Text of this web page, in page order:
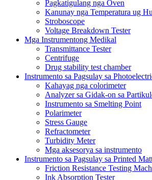
Pagkatigulang nga Oven
Kanunay nga Temperatura ug
Stroboscope
Voltage Breakdown Tester
Mga Instrumentong Medikal
Transmittance Tester
Centrifuge
Drug stability test chamber
Instrumento sa Pagsulay sa
Kahayag nga colorimeter
Analyzer sa Gidak-on sa
Instrumento sa Smelting Point
Polarimeter
Stress Gauge
Refractometer
Turbidity Meter
Mga aksesorya sa instrumento
Instrumento sa Pagsulay sa Printed
Friction Resistance Testing
Ink Absorption Tester